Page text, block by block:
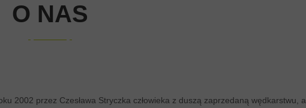
O NAS
2002 przez Czesława Stryczka człowieka z duszą zaprzedaną wędkarstwu, a